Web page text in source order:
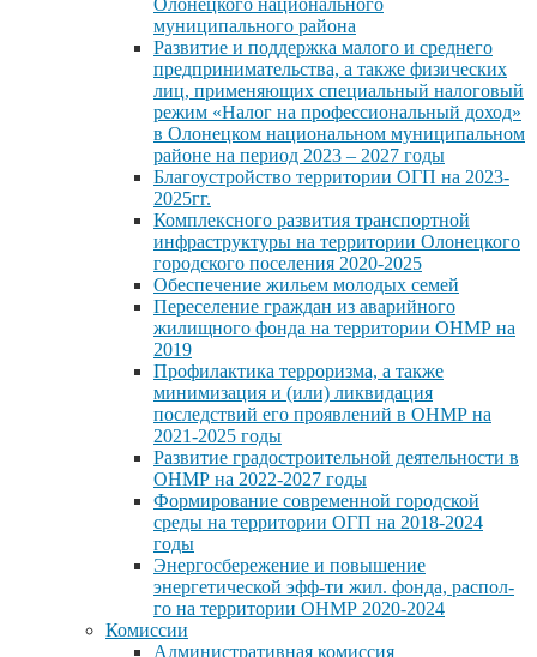
муниципального района
Развитие и поддержка малого и среднего
предпринимательства, а также физических
лиц, применяющих специальный налоговый
режим «Налог на профессиональный доход»
в Олонецком национальном муниципальном
районе на период 2023 – 2027 годы
Благоустройство территории ОГП на 2023-
2025гг.
Комплексного развития транспортной
инфраструктуры на территории Олонецкого
городского поселения 2020-2025
Обеспечение жильем молодых семей
Переселение граждан из аварийного
жилищного фонда на территории ОНМР на
2019
Профилактика терроризма, а также
минимизация и (или) ликвидация
последствий его проявлений в ОНМР на
2021-2025 годы
Развитие градостроительной деятельности в
ОНМР на 2022-2027 годы
Формирование современной городской
среды на территории ОГП на 2018-2024
годы
Энергосбережение и повышение
энергетической эфф-ти жил. фонда, распол-
го на территории ОНМР 2020-2024
Комиссии
Административная комиссия